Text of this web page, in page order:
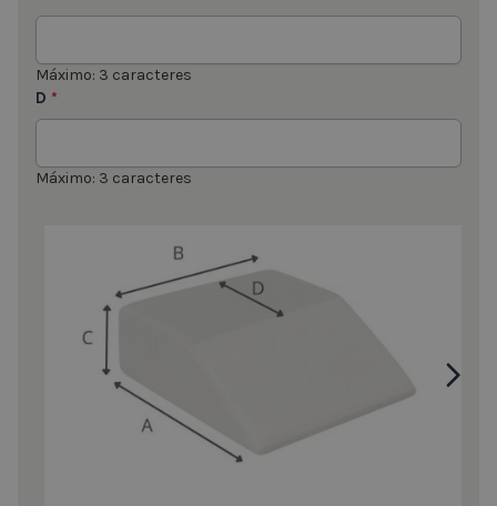
Máximo: 3 caracteres
D *
Máximo: 3 caracteres